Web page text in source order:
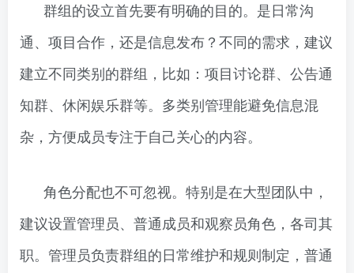
群组的设立首先要有明确的目的。是日常沟
通、项目合作，还是信息发布？不同的需求，建议
建立不同类别的群组，比如：项目讨论群、公告通
知群、休闲娱乐群等。多类别管理能避免信息混
杂，方便成员专注于自己关心的内容。
角色分配也不可忽视。特别是在大型团队中，
建议设置管理员、普通成员和观察员角色，各司其
职。管理员负责群组的日常维护和规则制定，普通